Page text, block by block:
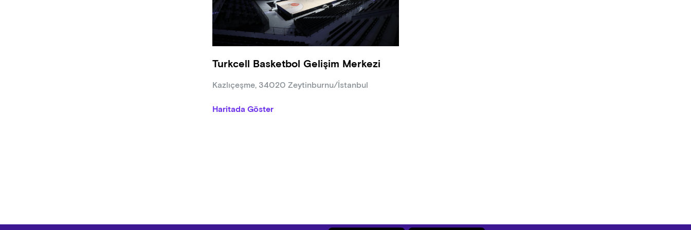
oturmak şartıyla ücretsiz şekilde maçlarımızı takip edebilmektedir.
-İl Spor Güvenlik Kurulu kararı uyarınca taraftarların şu eşyaları salona kabul edilmeyecektir:
çubuğu, profesyonel ses ve görüntü araçları (video kamera, fotoğraf makinası, Go-Pro çubuğu vb.),
elektronik sigara, dışarıdan getirilen yiyecek-içecek, yanıcı veya patlayıcı (deodorant, sprey, parfüm,
düdük ve işbu malzemelerle sınırlı olmayacak şekilde sahaya atılabilecek veya tehlike
Turkcell Basketbol Gelişim Merkezi
Kazlıçeşme, 34020 Zeytinburnu/İstanbul
Haritada Göster